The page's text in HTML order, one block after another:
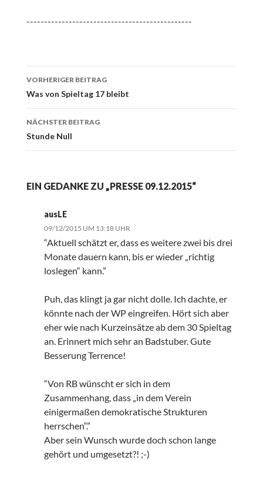
-----------------------------------------------
Beitrags-
Navigation
VORHERIGER BEITRAG
Was von Spieltag 17 bleibt
NÄCHSTER BEITRAG
Stunde Null
EIN GEDANKE ZU „PRESSE 09.12.2015“
ausLE
09/12/2015 UM 13:18 UHR
“Aktuell schätzt er, dass es weitere zwei bis drei
Monate dauern kann, bis er wieder „richtig
loslegen“ kann.”
Puh, das klingt ja gar nicht dolle. Ich dachte, er
könnte nach der WP eingreifen. Hört sich aber
eher wie nach Kurzeinsätze ab dem 30 Spieltag
an. Erinnert mich sehr an Badstuber. Gute
Besserung Terrence!
“Von RB wünscht er sich in dem
Zusammenhang, dass „in dem Verein
einigermaßen demokratische Strukturen
herrschen“.”
Aber sein Wunsch wurde doch schon lange
gehört und umgesetzt?! ;-)